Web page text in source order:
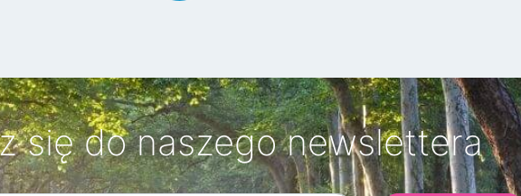
się do naszego newslettera